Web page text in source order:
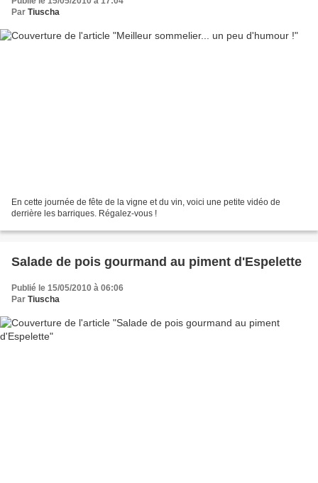
Par Tiuscha
En cette journée de fête de la vigne et du vin, voici une petite vidéo de
derrière les barriques. Régalez-vous !
Salade de pois gourmand au piment d'Espelette
Publié le 15/05/2010 à 06:06
Par Tiuscha